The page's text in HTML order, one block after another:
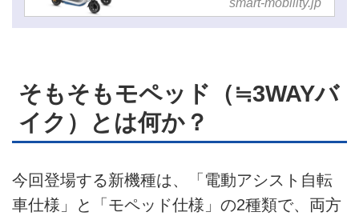
合格。登坂能力47％を誇る
ハイスペックモデル - スマ
そもそもモペッド（≒3WAYバ
イク）とは何か？
今回登場する新機種は、「電動アシスト自転
車仕様」と「モペッド仕様」の2種類で、両方